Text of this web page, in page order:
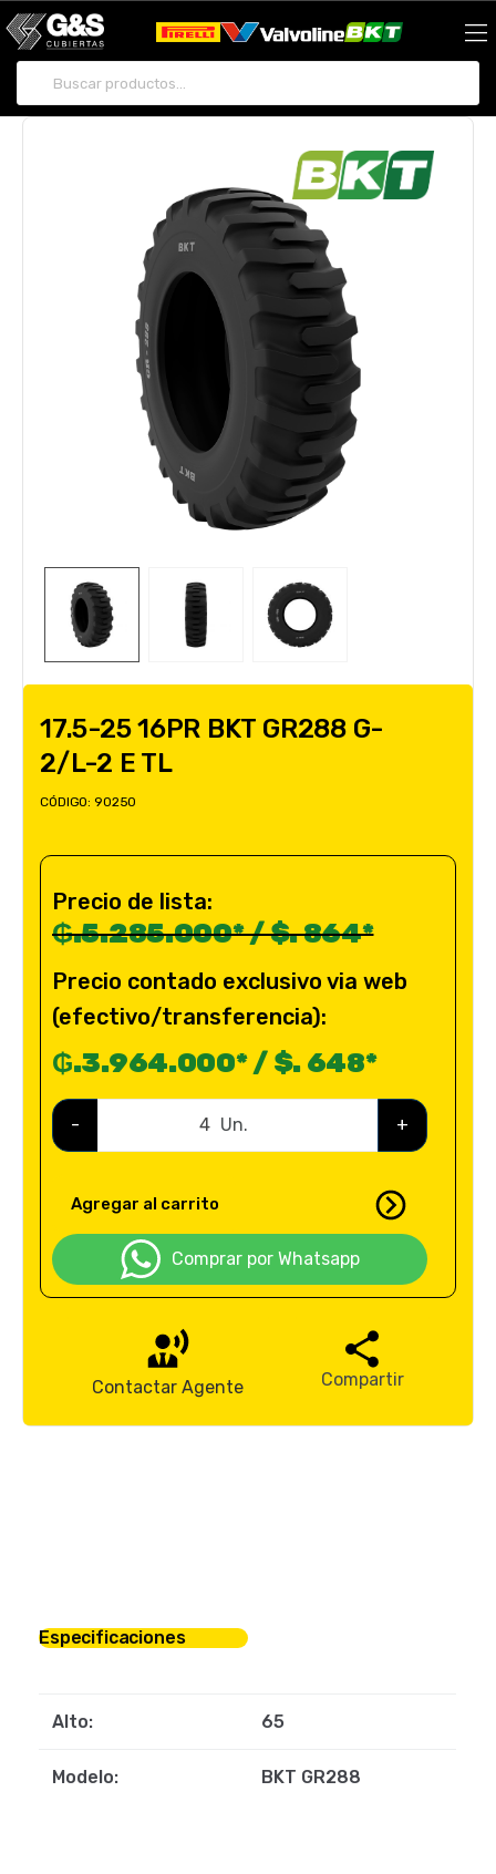
17.5-25 16PR BKT GR288 G-
2/L-2 E TL
CÓDIGO: 90250
Precio de lista:
₲.5.285.000* / $. 864*
Precio contado exclusivo via web
(efectivo/transferencia):
₲.3.964.000* / $. 648*
- Un. +
Agregar al carrito
Comprar por Whatsapp
Contactar Agente Compartir
Especificaciones
Alto: 65
Modelo: BKT GR288